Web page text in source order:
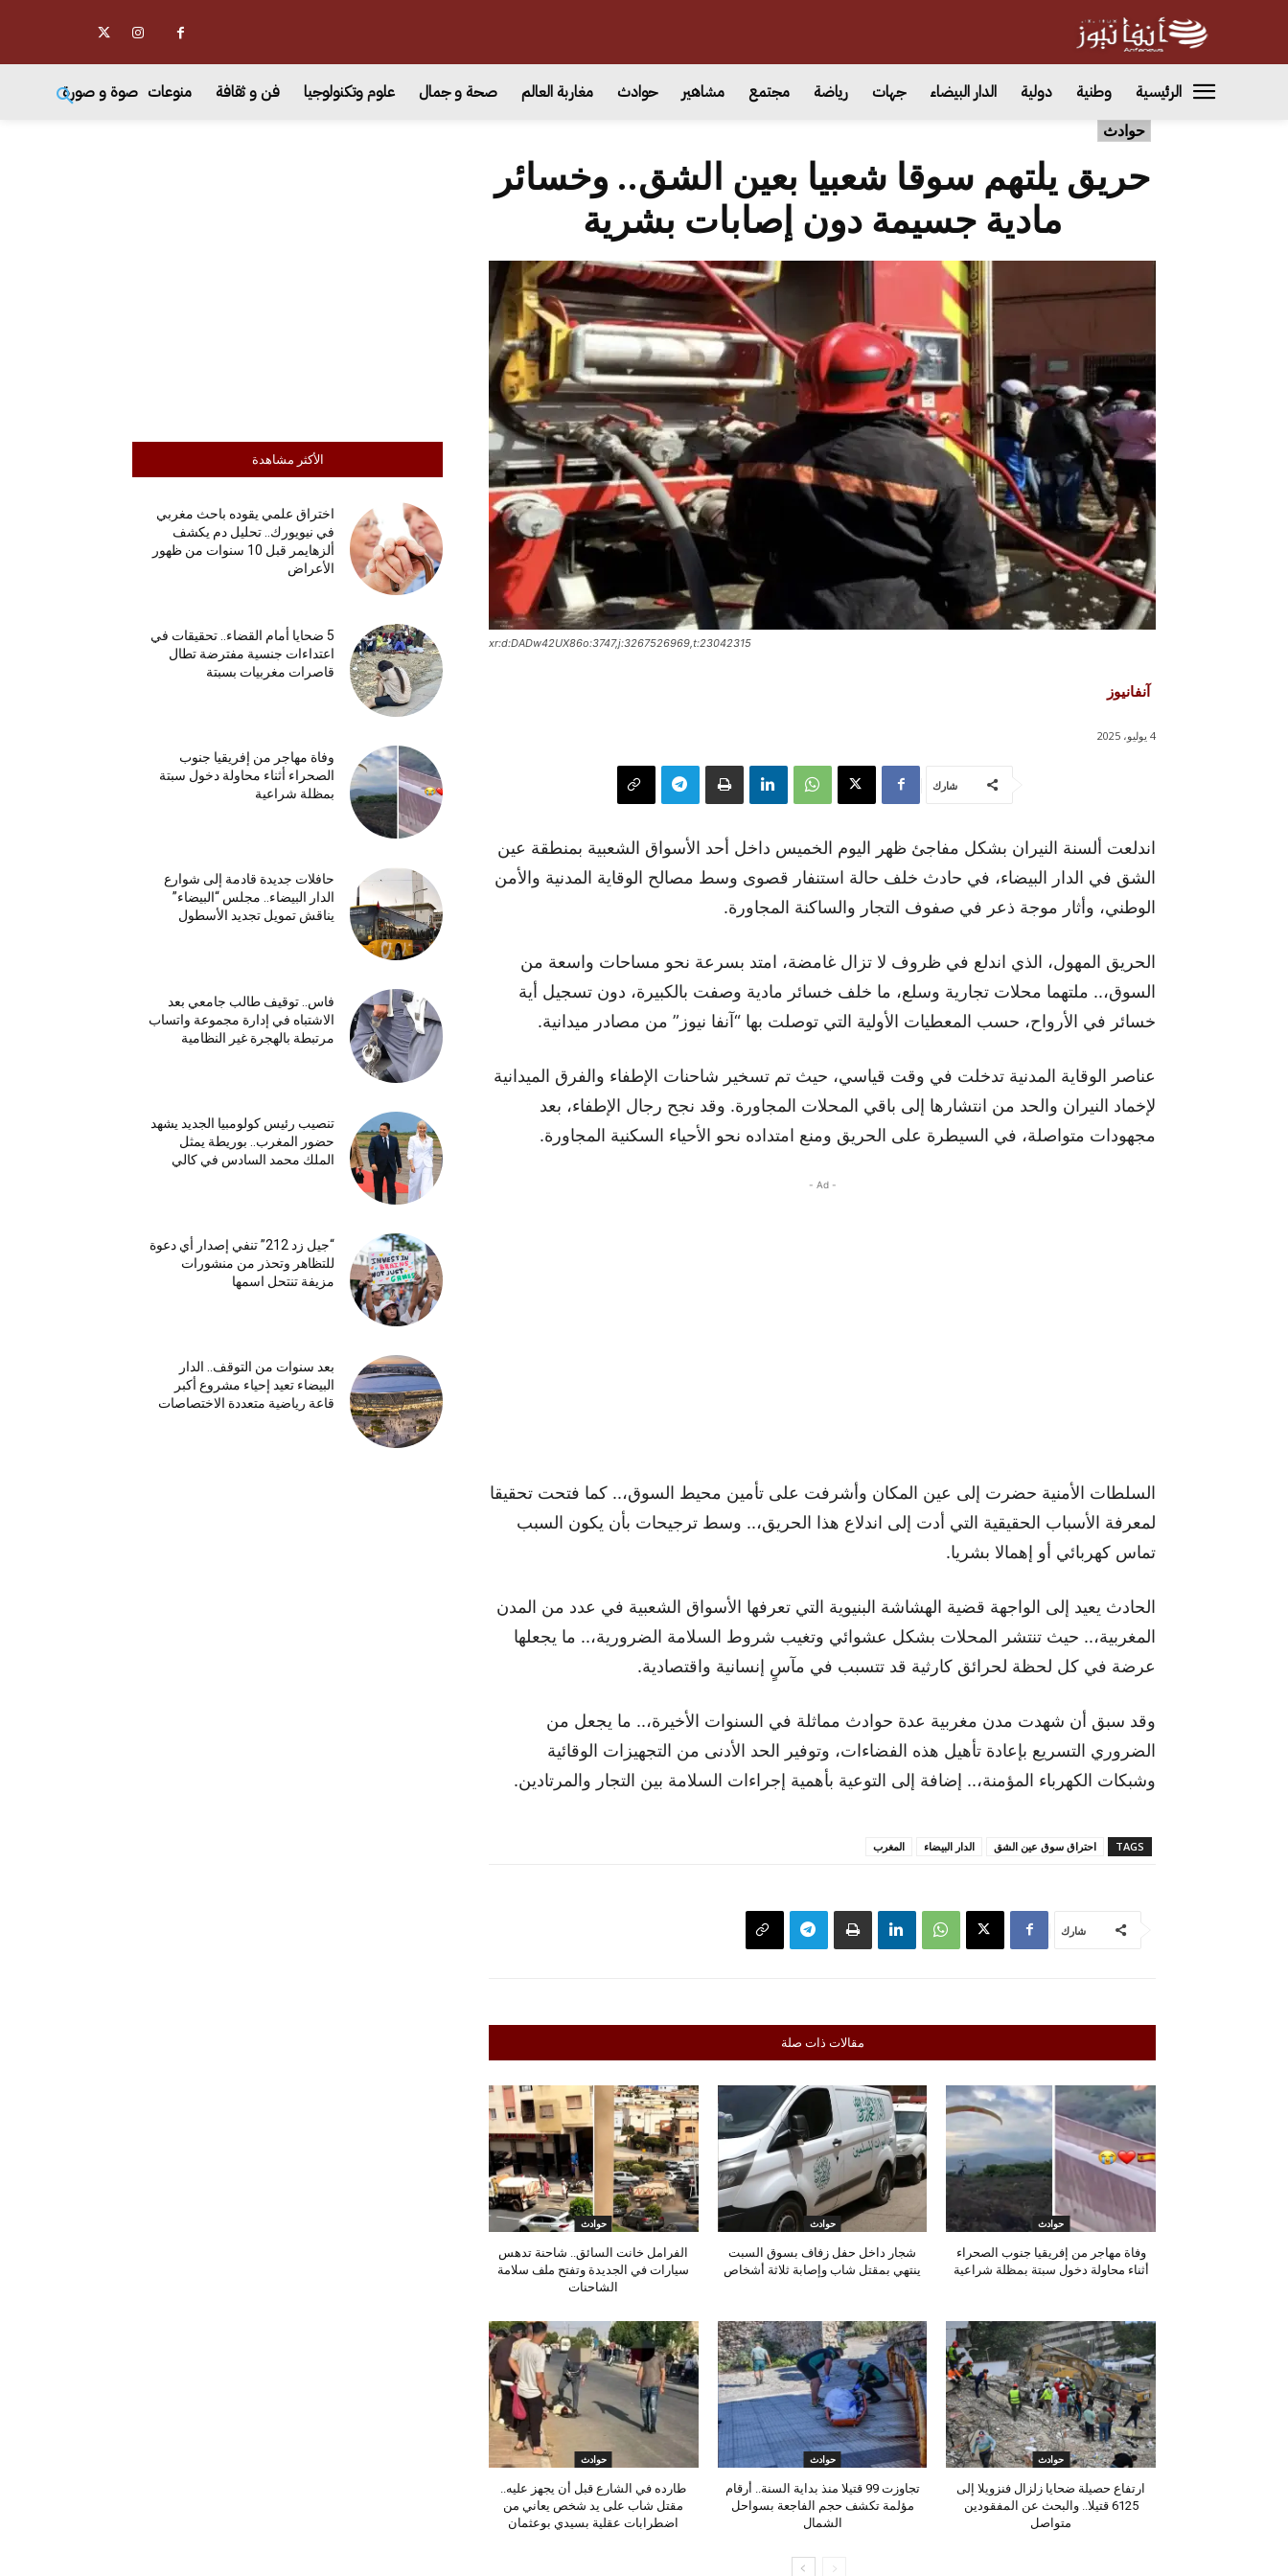
الرئيسية وطنية دولية الدار البيضاء جهات رياضة مجتمع مشاهير حوادث مغاربة العالم صحة و جمال علوم وتكنولوجيا فن و ثقافة منوعات صوة و صورة
حوادث
الأكثر مشاهدة
اختراق علمي يقوده باحث مغربي
في نيويورك.. تحليل دم يكشف
ألزهايمر قبل 10 سنوات من ظهور
الأعراض
5 ضحايا أمام القضاء.. تحقيقات في
اعتداءات جنسية مفترضة تطال
قاصرات مغربيات بسبتة
وفاة مهاجر من إفريقيا جنوب
الصحراء أثناء محاولة دخول سبتة
بمظلة شراعية
حافلات جديدة قادمة إلى شوارع
الدار البيضاء.. مجلس “البيضاء”
يناقش تمويل تجديد الأسطول
فاس.. توقيف طالب جامعي بعد
الاشتباه في إدارة مجموعة واتساب
مرتبطة بالهجرة غير النظامية
تنصيب رئيس كولومبيا الجديد يشهد
حضور المغرب.. بوريطة يمثل
الملك محمد السادس في كالي
“جيل زد 212” تنفي إصدار أي دعوة
للتظاهر وتحذر من منشورات
مزيفة تنتحل اسمها
بعد سنوات من التوقف.. الدار
البيضاء تعيد إحياء مشروع أكبر
قاعة رياضية متعددة الاختصاصات
حريق يلتهم سوقا شعبيا بعين الشق.. وخسائر
مادية جسيمة دون إصابات بشرية
xr:d:DADw42UX86o:3747,j:3267526969,t:23042315
آنفانيوز
4 يوليو، 2025
شارك
اندلعت ألسنة النيران بشكل مفاجئ ظهر اليوم الخميس داخل أحد الأسواق الشعبية بمنطقة عين
الشق في الدار البيضاء، في حادث خلف حالة استنفار قصوى وسط مصالح الوقاية المدنية والأمن
الوطني، وأثار موجة ذعر في صفوف التجار والساكنة المجاورة.
الحريق المهول، الذي اندلع في ظروف لا تزال غامضة، امتد بسرعة نحو مساحات واسعة من
السوق،.. ملتهما محلات تجارية وسلع، ما خلف خسائر مادية وصفت بالكبيرة، دون تسجيل أية
خسائر في الأرواح، حسب المعطيات الأولية التي توصلت بها “آنفا نيوز” من مصادر ميدانية.
عناصر الوقاية المدنية تدخلت في وقت قياسي، حيث تم تسخير شاحنات الإطفاء والفرق الميدانية
لإخماد النيران والحد من انتشارها إلى باقي المحلات المجاورة. وقد نجح رجال الإطفاء، بعد
مجهودات متواصلة، في السيطرة على الحريق ومنع امتداده نحو الأحياء السكنية المجاورة.
- Ad -
السلطات الأمنية حضرت إلى عين المكان وأشرفت على تأمين محيط السوق،.. كما فتحت تحقيقا
لمعرفة الأسباب الحقيقية التي أدت إلى اندلاع هذا الحريق،.. وسط ترجيحات بأن يكون السبب
تماس كهربائي أو إهمالا بشريا.
الحادث يعيد إلى الواجهة قضية الهشاشة البنيوية التي تعرفها الأسواق الشعبية في عدد من المدن
المغربية،.. حيث تنتشر المحلات بشكل عشوائي وتغيب شروط السلامة الضرورية،.. ما يجعلها
عرضة في كل لحظة لحرائق كارثية قد تتسبب في مآسٍ إنسانية واقتصادية.
وقد سبق أن شهدت مدن مغربية عدة حوادث مماثلة في السنوات الأخيرة،.. ما يجعل من
الضروري التسريع بإعادة تأهيل هذه الفضاءات، وتوفير الحد الأدنى من التجهيزات الوقائية
وشبكات الكهرباء المؤمنة،.. إضافة إلى التوعية بأهمية إجراءات السلامة بين التجار والمرتادين.
TAGS احتراق سوق عين الشق الدار البيضاء المغرب
شارك
مقالات ذات صلة
حوادث
وفاة مهاجر من إفريقيا جنوب الصحراء
أثناء محاولة دخول سبتة بمظلة شراعية
حوادث
شجار داخل حفل زفاف بسوق السبت
ينتهي بمقتل شاب وإصابة ثلاثة أشخاص
حوادث
الفرامل خانت السائق.. شاحنة تدهس
سيارات في الجديدة وتفتح ملف سلامة
الشاحنات
حوادث
ارتفاع حصيلة ضحايا زلزال فنزويلا إلى
6125 قتيلا.. والبحث عن المفقودين
متواصل
حوادث
تجاوزت 99 قتيلا منذ بداية السنة.. أرقام
مؤلمة تكشف حجم الفاجعة بسواحل
الشمال
حوادث
طارده في الشارع قبل أن يجهز عليه..
مقتل شاب على يد شخص يعاني من
اضطرابات عقلية بسيدي بوعثمان